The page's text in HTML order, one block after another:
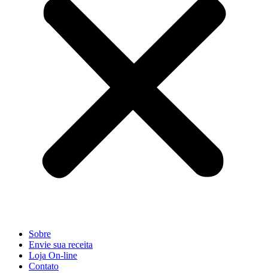
Sobre
Envie sua receita
Loja On-line
Contato